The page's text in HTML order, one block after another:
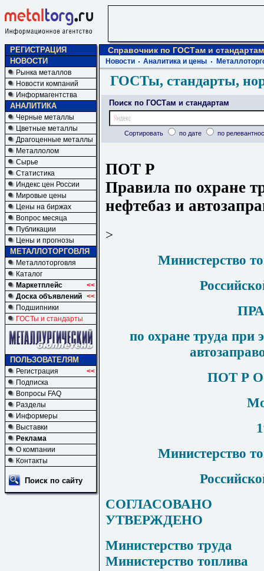
РЕГИСТРАЦИЯ
НОВОСТИ
Рынка металлов
Новости компаний
Информагентства
АНАЛИТИКА
Черные металлы
Цветные металлы
Драгоценные металлы
Металлолом
Сырье
Статистика
Индекс цен России
Мировые цены
Цены на биржах
Вопрос месяца
Публикации
Цены и прогнозы
МЕТАЛЛОТОРГОВЛЯ
Металлоторговля
Каталог
Маркетплейс
<<
Доска объявлений <<
Подшипники
ГОСТы и стандарты
ПОЛЬЗОВАТЕЛЯМ
Регистрация
<<
Подписка
Вопросы FAQ
Разделы
Информеры
Выставки
Реклама
О компании
Контакты
Поиск по сайту
Справочник по ГОСТам и стандартам
Новости Аналитика и цены
ГОСТы, стандарты,
Поиск по ГОСТам и стандартам
Сортировать по дате по
ПОТ Р
Правила по охране
нефтебаз и
>
Министерство
по охране труда при
ПОТ Р О
Министерство
СОГЛАСОВАНО
УТВЕРЖДЕНО
Министерство труда
Министерство топлива